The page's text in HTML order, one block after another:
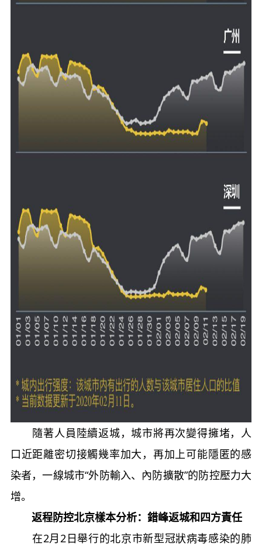
隨著人員陸續返城，城市將再次變得擁堵，人
口近距離密切接觸幾率加大，再加上可能隱匿的感
染者，一線城市“外防輸入、內防擴散”的防控壓力大
增。
返程防控北京樣本分析：錯峰返城和四方責任
在2月2日舉行的北京市新型冠狀病毒感染的肺